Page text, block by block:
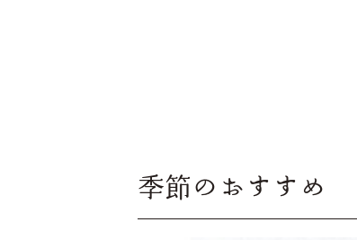
季節のおすすめ